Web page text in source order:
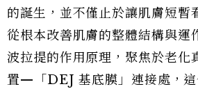
的誕生，並不僅止於讓肌膚短暫
從根本改善肌膚的整體結構與運
波拉提的作用原理，聚焦於老化
置—「DEJ 基底膜」連接處，